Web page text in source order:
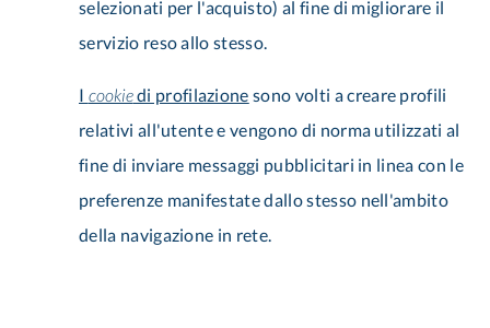
selezionati per l'acquisto) al fine di migliorare il
servizio reso allo stesso.
I cookiedi profilazione sono volti a creare profili
relativi all'utente e vengono di norma utilizzati al
fine di inviare messaggi pubblicitari in linea con le
preferenze manifestate dallo stesso nell'ambito
della navigazione in rete.